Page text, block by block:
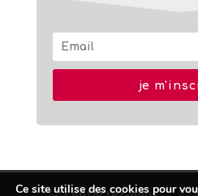
je
Ce site utilise des cookies pour